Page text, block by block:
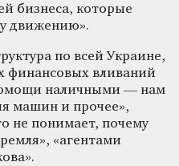
бизнеса, которые
движению».
по всей Украине,
финансовых вливаний
наличными — нам
машин и прочее»,
не понимает, почему
«агентами